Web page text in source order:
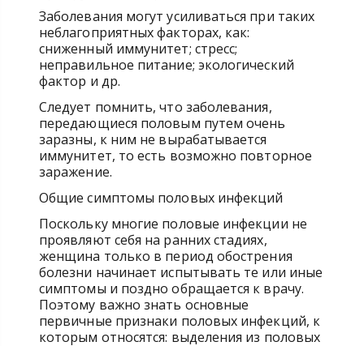
Заболевания могут усиливаться при таких
неблагоприятных факторах, как:
сниженный иммунитет; стресс;
неправильное питание; экологический
фактор и др.
Следует помнить, что заболевания,
передающиеся половым путем очень
заразны, к ним не вырабатывается
иммунитет, то есть возможно повторное
заражение.
Общие симптомы половых инфекций
Поскольку многие половые инфекции не
проявляют себя на ранних стадиях,
женщина только в период обострения
болезни начинает испытывать те или иные
симптомы и поздно обращается к врачу.
Поэтому важно знать основные
первичные признаки половых инфекций, к
которым относятся: выделения из половых